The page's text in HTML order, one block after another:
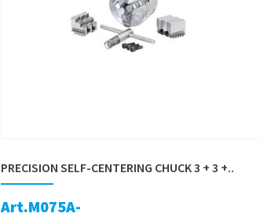
PRECISION SELF-CENTERING CHUCK 3 + 3 +..
Art.M075A-